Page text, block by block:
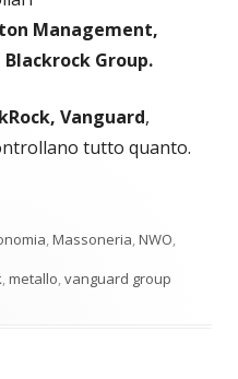
Management,
Group.
Vanguard,
tutto quanto.
,Massoneria,NWO,
,metallo,vanguard group